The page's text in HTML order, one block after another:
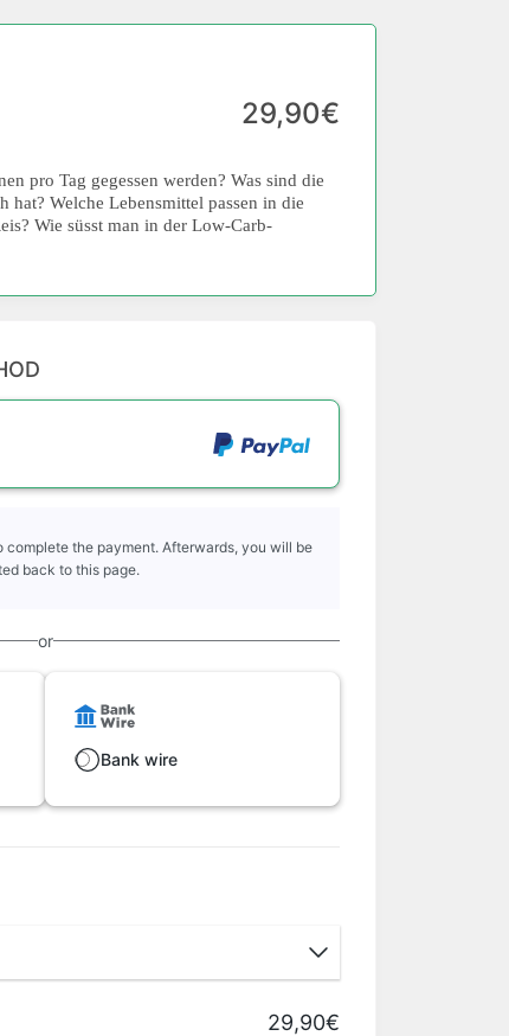
29,90€
pro Tag gegessen werden? Was sind die
hat? Welche Lebensmittel passen in die
Wie süsst man in der Low-Carb-
complete the payment. Afterwards, you will be
back to this page.
or
Bank wire
29,90€